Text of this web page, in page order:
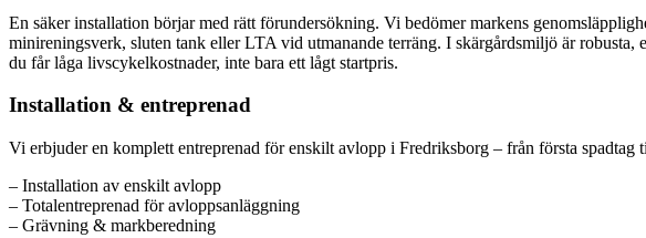
En säker installation börjar med rätt förundersökning. Vi bedömer markens
minireningsverk, sluten tank eller LTA vid utmanande terräng. I skärgårdsmiljö är
du får låga livscykelkostnader, inte bara ett lågt startpris.
Installation & entreprenad
Vi erbjuder en komplett entreprenad för enskilt avlopp i Fredriksborg – från första spadtag
– Installation av enskilt avlopp
– Totalentreprenad för avloppsanläggning
– Grävning & markberedning